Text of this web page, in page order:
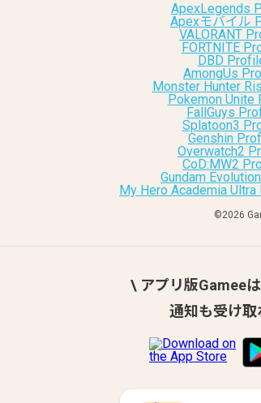
ApexLegends
Apexモバイル
VALORANT
FORTNITE
DBD
AmongUs
Monster Hunter
Pokemon Unite
FallGuys
Splatoon3
Genshin
Overwatch2
CoD:MW2
Gundam
My Hero Academia
©︎2026
\ アプリ版Gamee
通知も受け